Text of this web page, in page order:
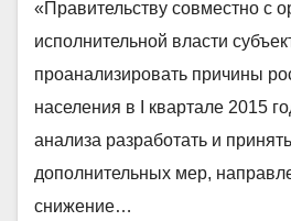
«Правительству совместно с
исполнительной власти
проанализировать причины
населения в I квартале 2015
анализа разработать и
дополнительных мер,
снижение…